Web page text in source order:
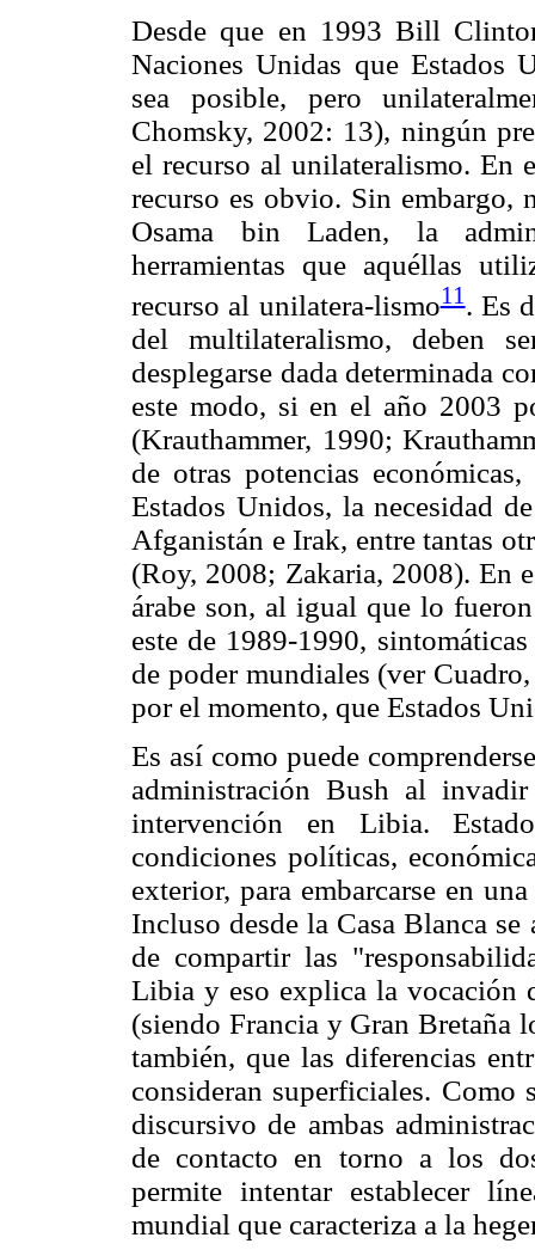
Desde que en 1993 Bill
Naciones Unidas que Estados
sea posible, pero
Chomsky, 2002: 13), ningún
el recurso al unilateralismo. En
recurso es obvio. Sin embargo,
Osama bin Laden, la
herramientas que aquéllas
recurso al unilatera-lismo11. Es
del multilateralismo, deben
desplegarse dada determinada
este modo, si en el año 2003
(Krauthammer, 1990;
de otras potencias
Estados Unidos, la necesidad
Afganistán e Irak, entre tantas
(Roy, 2008; Zakaria, 2008). En
árabe son, al igual que lo
este de 1989-1990,
de poder mundiales (ver
por el momento, que Estados
Es así como puede
administración Bush al
intervención en Libia.
condiciones políticas,
exterior, para embarcarse en
Incluso desde la Casa Blanca
de compartir las
Libia y eso explica la vocación
(siendo Francia y Gran Bretaña
también, que las diferencias
consideran superficiales. Como
discursivo de ambas
de contacto en torno a los
permite intentar establecer
mundial que caracteriza a la